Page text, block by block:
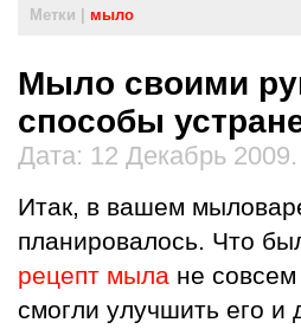
Метки | мыло
Мыло своими
способы
Дата: 12 Декабрь
Итак, в вашем
планировалось. Что
рецепт мыла не
смогли улучшить его и